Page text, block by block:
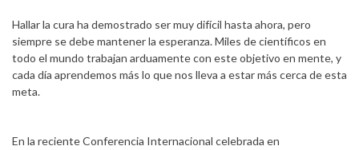
Hallar la cura ha demostrado ser muy difícil hasta ahora, pero
siempre se debe mantener la esperanza. Miles de científicos en
todo el mundo trabajan arduamente con este objetivo en mente, y
cada día aprendemos más lo que nos lleva a estar más cerca de esta
meta.
En la reciente Conferencia Internacional celebrada en